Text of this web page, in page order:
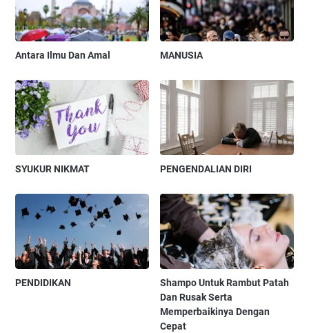
Antara Ilmu Dan Amal MANUSIA
SYUKUR NIKMAT PENGENDALIAN DIRI
PENDIDIKAN
Shampo Untuk Rambut Patah
Dan Rusak Serta
Memperbaikinya Dengan
Cepat